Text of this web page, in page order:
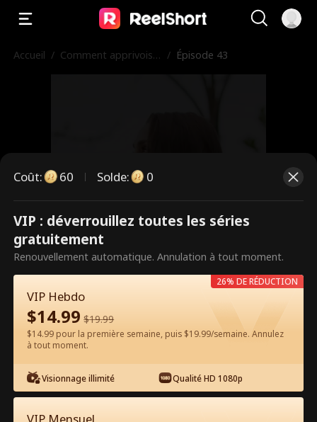
Accueil / Comment apprivoise
/ Épisode 43
Ce sont des épisodes payants.
Débloquez pour regarder.
60 Débloquer maintenant
Coût: 60 Solde: 0
VIP : déverrouillez toutes les séries
gratuitement
Renouvellement automatique. Annulation à tout moment.
VIP Hebdo
$14.99 $19.99
$14.99 pour la première semaine, puis $19.99/semaine. Annulez
à tout moment.
Visionnage illimité Qualité HD 1080p
26% DE RÉDUCTION
VIP Mensuel